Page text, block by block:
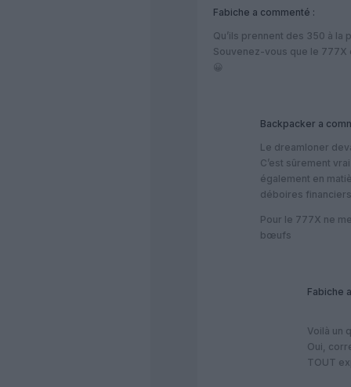
Fabiche a commenté :
Qu’ils prennent des 350 à la
Souvenez-vous que le 777X
😀
Backpacker a
Le dreamloner
C’est sûrement
également en
déboires financiers
Pour le 777X ne
bœufs
Fabiche
Voilà un
Oui,
TOUT